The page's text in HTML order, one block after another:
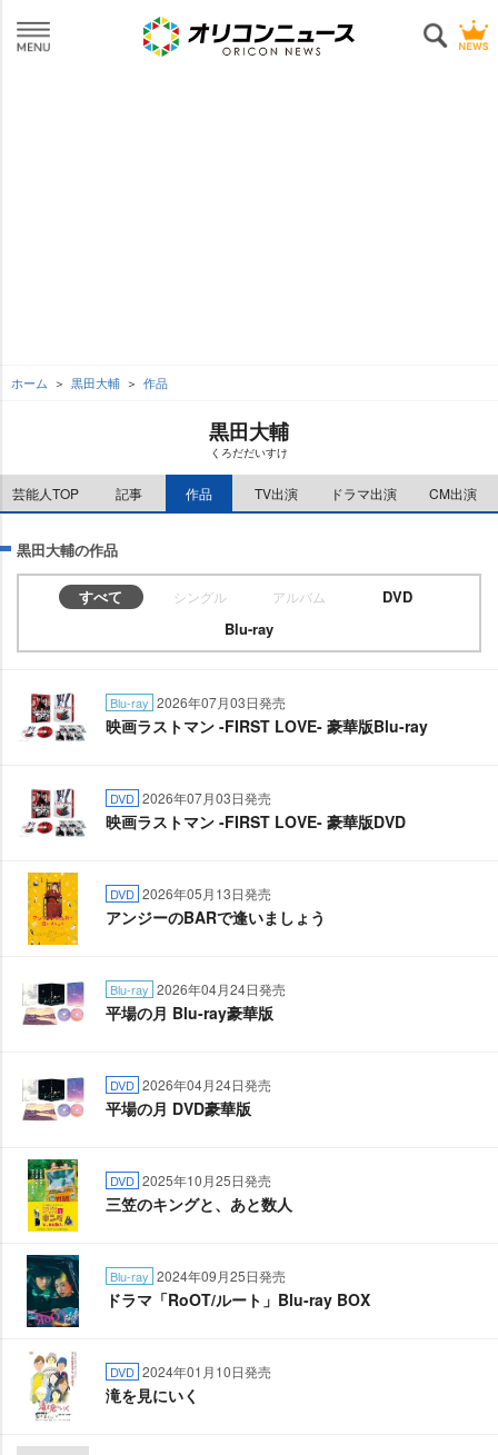
ホーム 黒田大輔 作品
黒田大輔
くろだだいすけ
芸能人TOP 記事 作品 TV出演 ドラマ出演 CM出演
黒田大輔の作品
すべて シングル アルバム
DVD
Blu-ray
Blu-ray 2026年07月03日発売
映画ラストマン -FIRST LOVE- 豪華版Blu-ray
DVD 2026年07月03日発売
映画ラストマン -FIRST LOVE- 豪華版DVD
DVD 2026年05月13日発売
アンジーのBARで逢いましょう
Blu-ray 2026年04月24日発売
平場の月 Blu-ray豪華版
DVD 2026年04月24日発売
平場の月 DVD豪華版
DVD 2025年10月25日発売
三笠のキングと、あと数人
Blu-ray 2024年09月25日発売
ドラマ「RoOT/ルート」Blu-ray BOX
DVD 2024年01月10日発売
滝を見にいく